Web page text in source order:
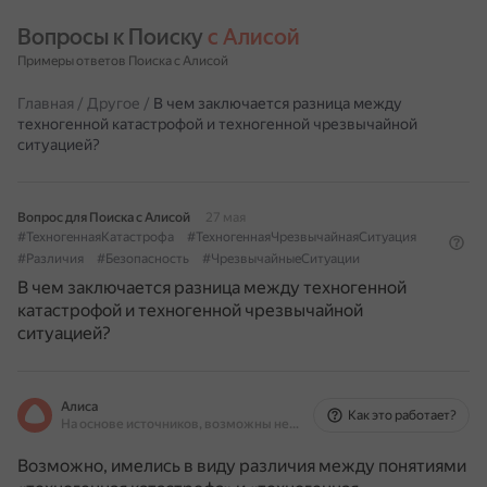
Вопросы к Поиску с Алисой
Примеры ответов Поиска с Алисой
Главная / Другое / В чем заключается разница между
техногенной катастрофой и техногенной чрезвычайной
ситуацией?
Вопрос для Поиска с Алисой
27 мая
#ТехногеннаяКатастрофа
#ТехногеннаяЧрезвычайнаяСитуация
#Различия
#Безопасность #ЧрезвычайныеСитуации
В чем заключается разница между техногенной
катастрофой и техногенной чрезвычайной
ситуацией?
Алиса
На основе источников, возможны неточности
Как это работает?
Возможно, имелись в виду различия между понятиями